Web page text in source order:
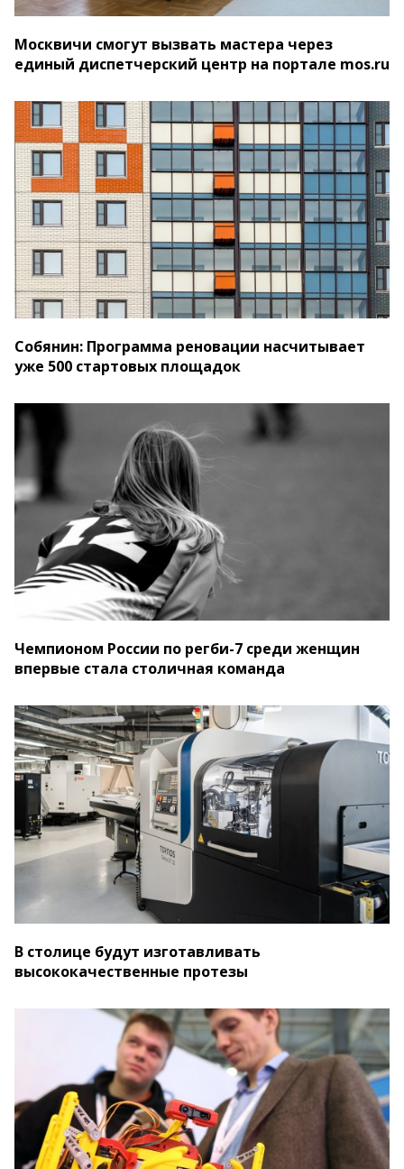
Москвичи смогут вызвать мастера через
единый диспетчерский центр на портале mos.ru
Собянин: Программа реновации насчитывает
уже 500 стартовых площадок
Чемпионом России по регби-7 среди женщин
впервые стала столичная команда
В столице будут изготавливать
высококачественные протезы